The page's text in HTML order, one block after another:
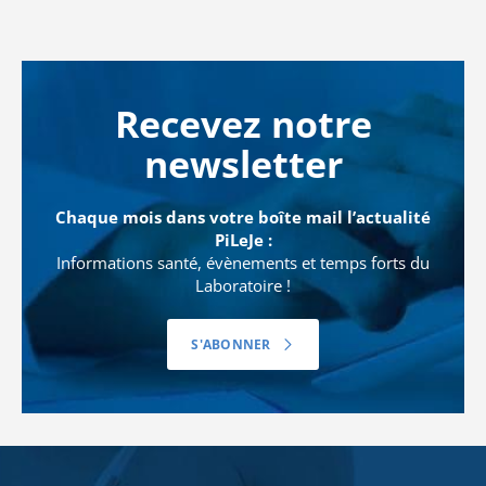
Recevez notre
newsletter
Chaque mois dans votre boîte mail l’actualité
PiLeJe :
Informations santé, évènements et temps forts du
Laboratoire !
S'ABONNER